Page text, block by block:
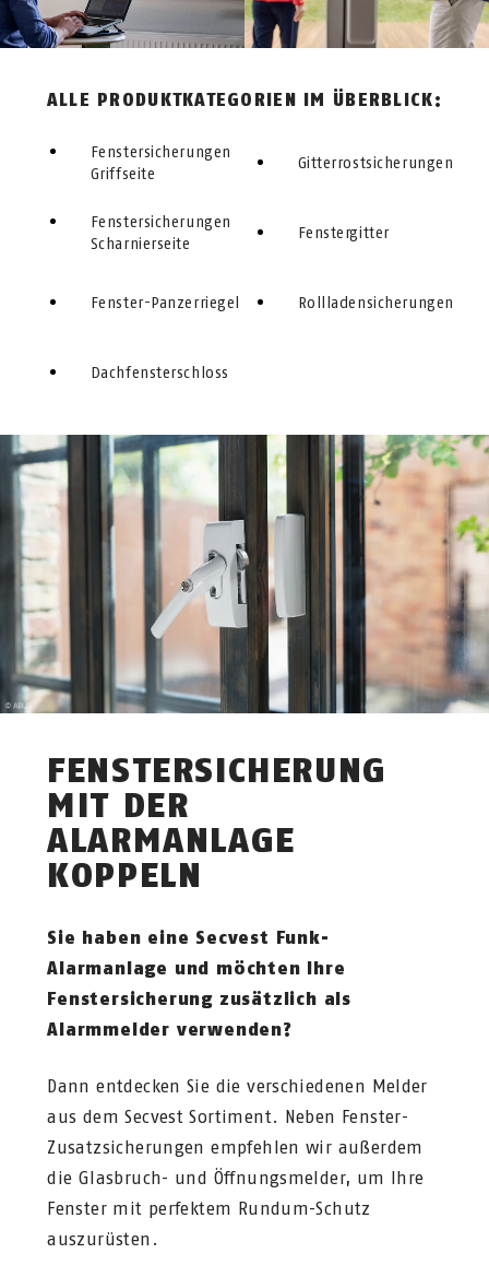
ALLE PRODUKTKATEGORIEN IM ÜBERBLICK:
Fenstersicherungen
Griffseite
Fenstersicherungen
Scharnierseite
Fenster-Panzerriegel
Dach­fen­ster­schloss
Git­ter­rost­si­cher­ungen
Fenstergitter
Rollladensicherungen
FENSTERSICHERUNG
MIT DER
ALARMANLAGE
KOPPELN
Sie haben eine Secvest Funk-
Alarmanlage und möchten Ihre
Fenstersicherung zusätzlich als
Alarmmelder verwenden?
Dann entdecken Sie die verschiedenen Melder
aus dem Secvest Sortiment. Neben Fenster-
Zusatzsicherungen empfehlen wir außerdem
die Glasbruch- und Öffnungsmelder, um Ihre
Fenster mit perfektem Rundum-Schutz
auszurüsten.